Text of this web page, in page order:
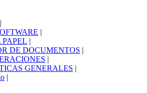
|
|
|
DE DOCUMENTOS |
|
GENERALES |
|